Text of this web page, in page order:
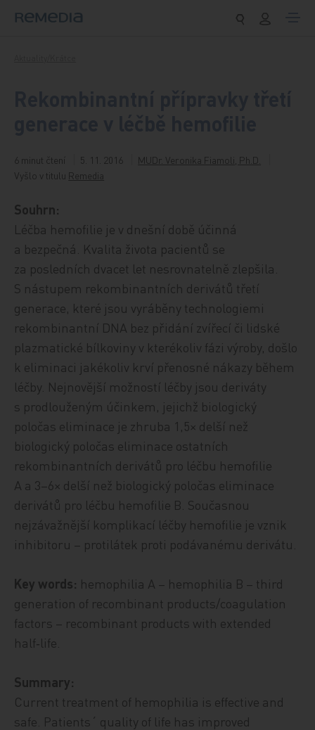
6 minut čtení 5. 11. 2016
MUDr. Veronika Fiamoli, Ph.D.
Vyšlo v titulu Remedia
Souhrn:
Léčba hemofilie je v dnešní době účinná
a bezpečná. Kvalita života pacientů se
za posledních dvacet let nesrovnatelně zlepšila.
S nástupem rekombinantních derivátů třetí
generace, které jsou vyráběny technologiemi
rekombinantní DNA bez přidání zvířecí či lidské
plazmatické bílkoviny v kterékoliv fázi výroby, došlo
k eliminaci jakékoliv krví přenosné nákazy během
léčby. Nejnovější možností léčby jsou deriváty
s prodlouženým účinkem, jejichž biologický
poločas eliminace je zhruba 1,5× delší než
biologický poločas eliminace ostatních
rekombinantních derivátů pro léčbu hemofilie
A a 3–6× delší než biologický poločas eliminace
derivátů pro léčbu hemofilie B. Současnou
nejzávažnější komplikací léčby hemofilie je vznik
inhibitoru – protilátek proti podávanému derivátu.
Key words: hemophilia A – hemophilia B – third
generation of recombinant products/coagulation
factors – recombinant products with extended
half‑life.
Summary:
Current treatment of hemophilia is effective and
safe. Patients´ quality of life has improved